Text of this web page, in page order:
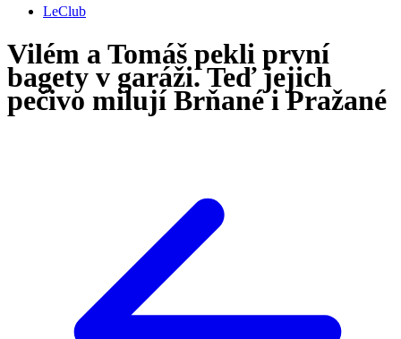
LeClub
Vilém a Tomáš pekli první
bagety v garáži. Teď jejich
pečivo milují Brňané i Pražané